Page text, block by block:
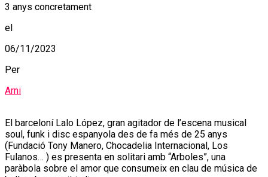
3 anys concretament
el
06/11/2023
Per
Arni
El barceloní Lalo López, gran agitador de l’escena musical
soul, funk i disc espanyola des de fa més de 25 anys
(Fundació Tony Manero, Chocadelia Internacional, Los
Fulanos… ) es presenta en solitari amb “Arboles”, una
paràbola sobre el amor que consumeix en clau de música de